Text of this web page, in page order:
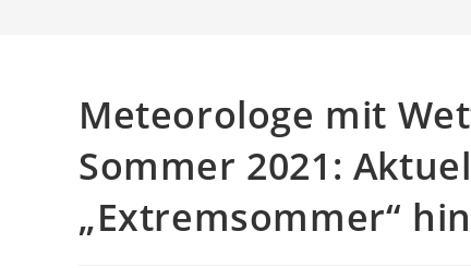
Meteorologe mit
Sommer 2021:
„Extremsommer“ hin